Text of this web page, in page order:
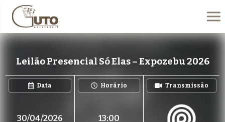
Leilão Presencial Só Elas – Expozebu 2026
Data
30/04/2026
Horário
13:00
Transmissão